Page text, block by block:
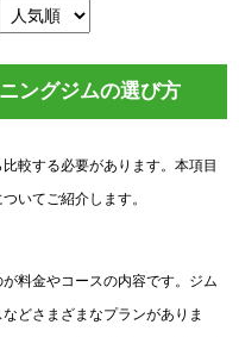
ングジムの選び方
較する必要があります。本項目
いてご紹介します。
料金やコースの内容です。ジム
どさまざまなプランがありま